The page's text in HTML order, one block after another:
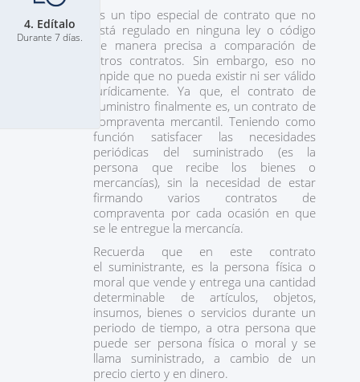
4. Edítalo
Durante 7 días.
Es un tipo especial de contrato que no
está regulado en ninguna ley o código
de manera precisa a comparación de
otros contratos. Sin embargo, eso no
impide que no pueda existir ni ser válido
jurídicamente. Ya que, el contrato de
suministro finalmente es, un contrato de
compraventa mercantil. Teniendo como
función satisfacer las necesidades
periódicas del suministrado (es la
persona que recibe los bienes o
mercancías), sin la necesidad de estar
firmando varios contratos de
compraventa por cada ocasión en que
se le entregue la mercancía.
Recuerda que en este contrato
el suministrante, es la persona física o
moral que vende y entrega una cantidad
determinable de artículos, objetos,
insumos, bienes o servicios durante un
periodo de tiempo, a otra persona que
puede ser persona física o moral y se
llama suministrado, a cambio de un
precio cierto y en dinero.